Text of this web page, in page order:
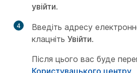
увійти.
4
Введіть адресу
клацніть Увійти.
Після цього вас буде
Користувацького центру